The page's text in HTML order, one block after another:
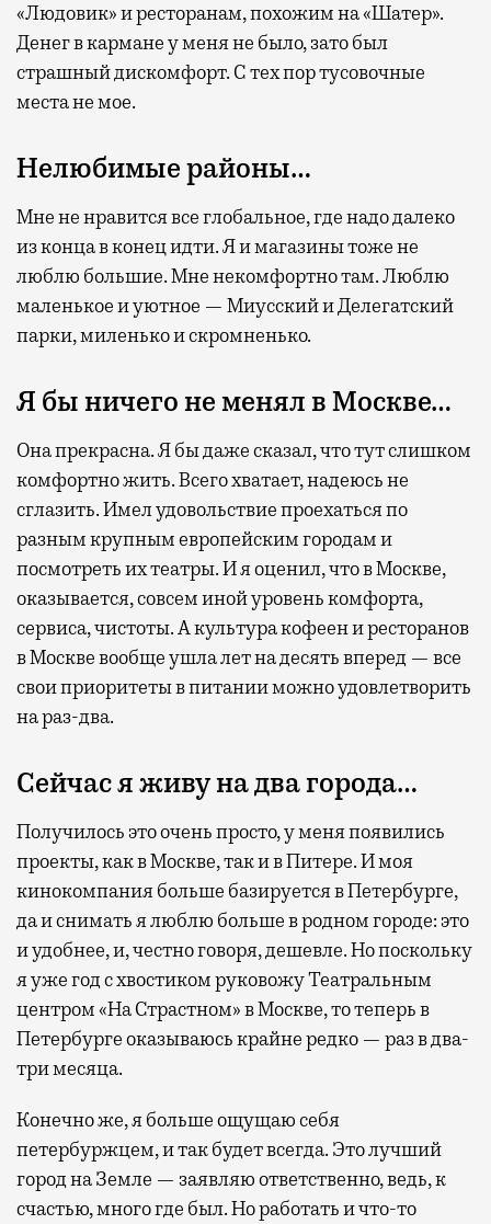
«Людовик» и ресторанам, похожим на «Шатер».
Денег в кармане у меня не было, зато был
страшный дискомфорт. С тех пор тусовочные
места не мое.
Нелюбимые районы…
Мне не нравится все глобальное, где надо далеко
из конца в конец идти. Я и магазины тоже не
люблю большие. Мне некомфортно там. Люблю
маленькое и уютное — Миусский и Делегатский
парки, миленько и скромненько.
Я бы ничего не менял в Москве…
Она прекрасна. Я бы даже сказал, что тут слишком
комфортно жить. Всего хватает, надеюсь не
сглазить. Имел удовольствие проехаться по
разным крупным европейским городам и
посмотреть их театры. И я оценил, что в Москве,
оказывается, совсем иной уровень комфорта,
сервиса, чистоты. А культура кофеен и ресторанов
в Москве вообще ушла лет на десять вперед — все
свои приоритеты в питании можно удовлетворить
на раз-два.
Сейчас я живу на два города…
Получилось это очень просто, у меня появились
проекты, как в Москве, так и в Питере. И моя
кинокомпания больше базируется в Петербурге,
да и снимать я люблю больше в родном городе: это
и удобнее, и, честно говоря, дешевле. Но поскольку
я уже год с хвостиком руковожу Театральным
центром «На Страстном» в Москве, то теперь в
Петербурге оказываюсь крайне редко — раз в два-
три месяца.
Конечно же, я больше ощущаю себя
петербуржцем, и так будет всегда. Это лучший
город на Земле — заявляю ответственно, ведь, к
счастью, много где был. Но работать и что-то